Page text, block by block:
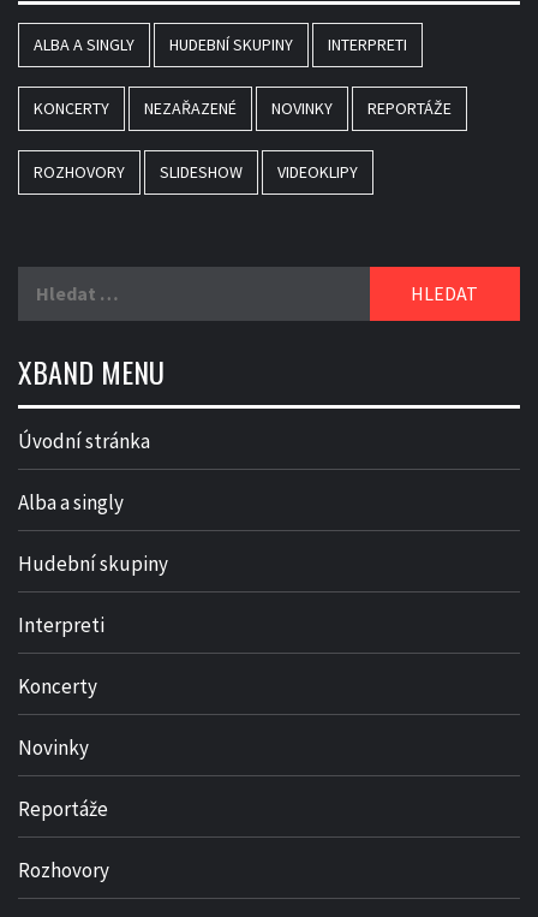
ALBA A SINGLY HUDEBNÍ SKUPINY INTERPRETI
KONCERTY NEZAŘAZENÉ NOVINKY REPORTÁŽE
ROZHOVORY SLIDESHOW VIDEOKLIPY
XBAND MENU
Úvodní stránka
Alba a singly
Hudební skupiny
Interpreti
Koncerty
Novinky
Reportáže
Rozhovory